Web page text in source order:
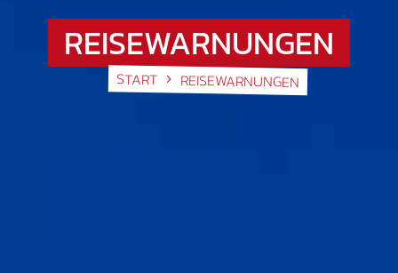
REISEWARNUNGEN
START REISEWARNUNGEN